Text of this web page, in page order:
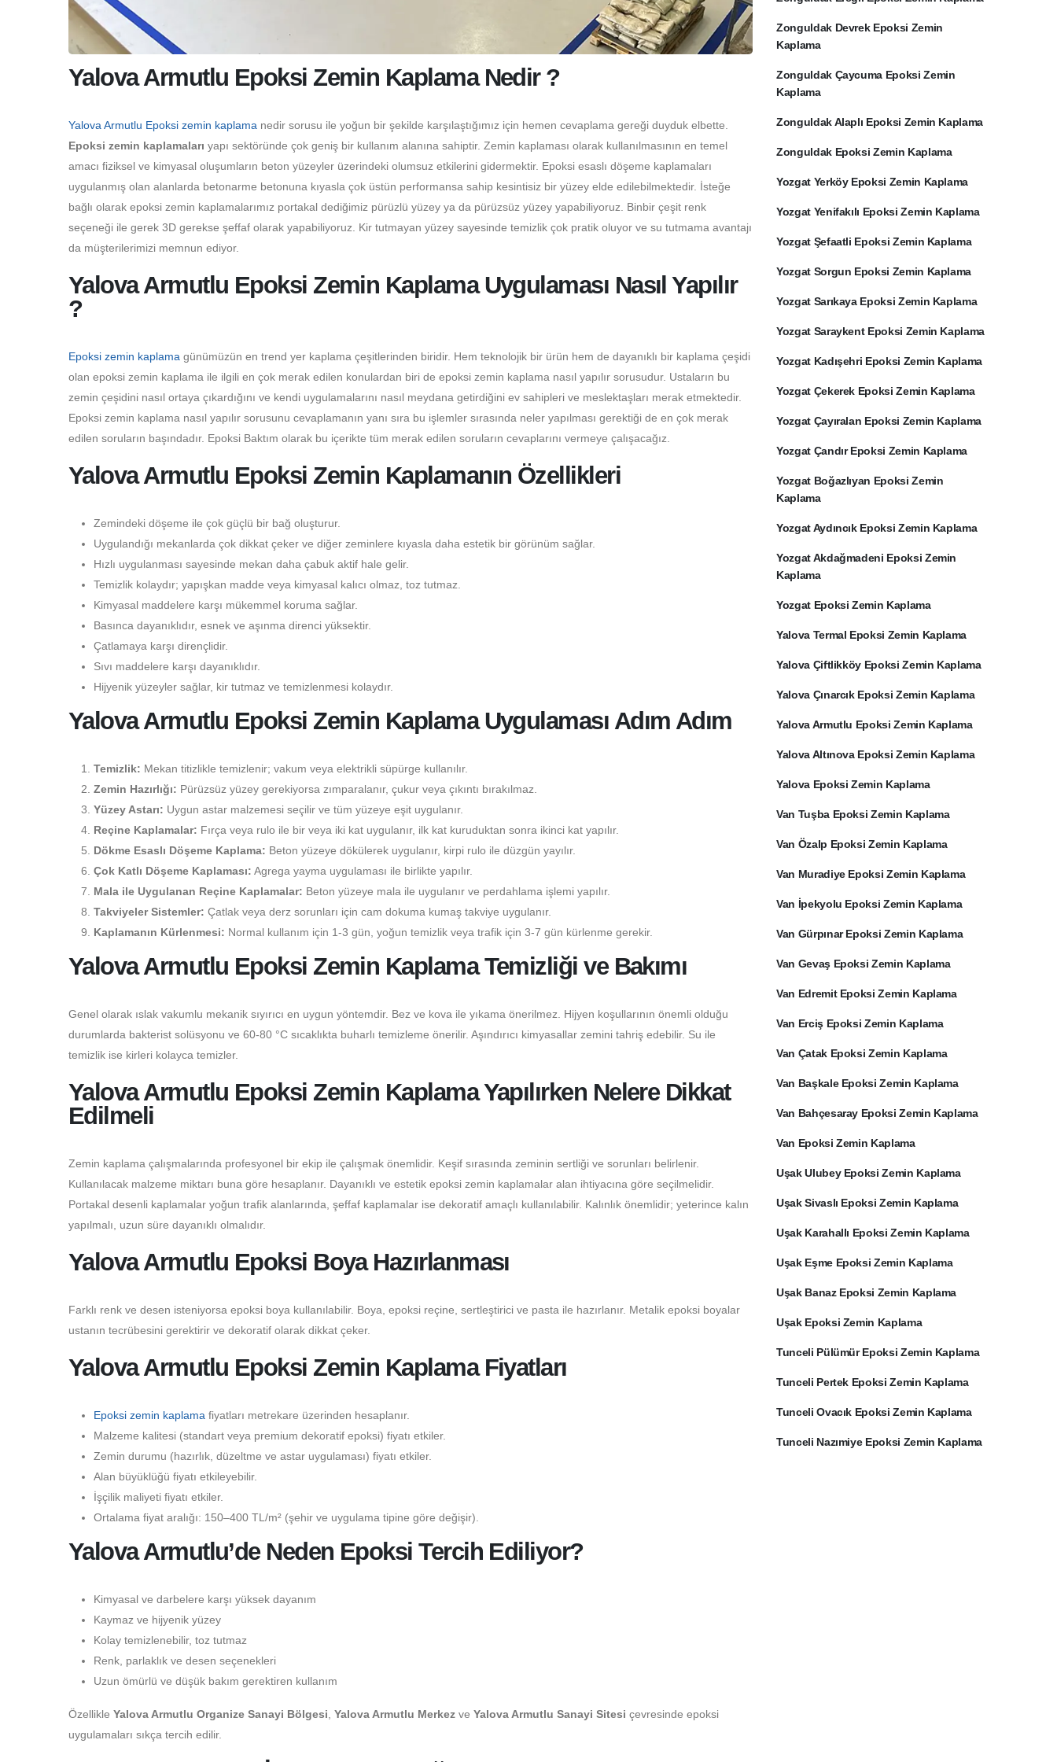
Yalova Armutlu Epoksi Zemin Kaplama Nedir ?
Yalova Armutlu Epoksi zemin kaplama nedir sorusu ile yoğun bir şekilde karşılaştığımız için hemen cevaplama gereği duyduk elbette.
Epoksi zemin kaplamaları yapı sektöründe çok geniş bir kullanım alanına sahiptir. Zemin kaplaması olarak kullanılmasının en temel
amacı fiziksel ve kimyasal oluşumların beton yüzeyler üzerindeki olumsuz etkilerini gidermektir. Epoksi esaslı döşeme kaplamaları
uygulanmış olan alanlarda betonarme betonuna kıyasla çok üstün performansa sahip kesintisiz bir yüzey elde edilebilmektedir. İsteğe
bağlı olarak epoksi zemin kaplamalarımız portakal dediğimiz pürüzlü yüzey ya da pürüzsüz yüzey yapabiliyoruz. Binbir çeşit renk
seçeneği ile gerek 3D gerekse şeffaf olarak yapabiliyoruz. Kir tutmayan yüzey sayesinde temizlik çok pratik oluyor ve su tutmama avantajı
da müşterilerimizi memnun ediyor.
Yalova Armutlu Epoksi Zemin Kaplama Uygulaması Nasıl Yapılır
?
Epoksi zemin kaplama günümüzün en trend yer kaplama çeşitlerinden biridir. Hem teknolojik bir ürün hem de dayanıklı bir kaplama çeşidi
olan epoksi zemin kaplama ile ilgili en çok merak edilen konulardan biri de epoksi zemin kaplama nasıl yapılır sorusudur. Ustaların bu
zemin çeşidini nasıl ortaya çıkardığını ve kendi uygulamalarını nasıl meydana getirdiğini ev sahipleri ve meslektaşları merak etmektedir.
Epoksi zemin kaplama nasıl yapılır sorusunu cevaplamanın yanı sıra bu işlemler sırasında neler yapılması gerektiği de en çok merak
edilen soruların başındadır. Epoksi Baktım olarak bu içerikte tüm merak edilen soruların cevaplarını vermeye çalışacağız.
Yalova Armutlu Epoksi Zemin Kaplamanın Özellikleri
Zemindeki döşeme ile çok güçlü bir bağ oluşturur.
Uygulandığı mekanlarda çok dikkat çeker ve diğer zeminlere kıyasla daha estetik bir görünüm sağlar.
Hızlı uygulanması sayesinde mekan daha çabuk aktif hale gelir.
Temizlik kolaydır; yapışkan madde veya kimyasal kalıcı olmaz, toz tutmaz.
Kimyasal maddelere karşı mükemmel koruma sağlar.
Basınca dayanıklıdır, esnek ve aşınma direnci yüksektir.
Çatlamaya karşı dirençlidir.
Sıvı maddelere karşı dayanıklıdır.
Hijyenik yüzeyler sağlar, kir tutmaz ve temizlenmesi kolaydır.
Yalova Armutlu Epoksi Zemin Kaplama Uygulaması Adım Adım
Temizlik: Mekan titizlikle temizlenir; vakum veya elektrikli süpürge kullanılır.
Zemin Hazırlığı: Pürüzsüz yüzey gerekiyorsa zımparalanır, çukur veya çıkıntı bırakılmaz.
Yüzey Astarı: Uygun astar malzemesi seçilir ve tüm yüzeye eşit uygulanır.
Reçine Kaplamalar: Fırça veya rulo ile bir veya iki kat uygulanır, ilk kat kuruduktan sonra ikinci kat yapılır.
Dökme Esaslı Döşeme Kaplama: Beton yüzeye dökülerek uygulanır, kirpi rulo ile düzgün yayılır.
Çok Katlı Döşeme Kaplaması: Agrega yayma uygulaması ile birlikte yapılır.
Mala ile Uygulanan Reçine Kaplamalar: Beton yüzeye mala ile uygulanır ve perdahlama işlemi yapılır.
Takviyeler Sistemler: Çatlak veya derz sorunları için cam dokuma kumaş takviye uygulanır.
Kaplamanın Kürlenmesi: Normal kullanım için 1-3 gün, yoğun temizlik veya trafik için 3-7 gün kürlenme gerekir.
Yalova Armutlu Epoksi Zemin Kaplama Temizliği ve Bakımı
Genel olarak ıslak vakumlu mekanik sıyırıcı en uygun yöntemdir. Bez ve kova ile yıkama önerilmez. Hijyen koşullarının önemli olduğu
durumlarda bakterist solüsyonu ve 60-80 °C sıcaklıkta buharlı temizleme önerilir. Aşındırıcı kimyasallar zemini tahriş edebilir. Su ile
temizlik ise kirleri kolayca temizler.
Yalova Armutlu Epoksi Zemin Kaplama Yapılırken Nelere Dikkat
Edilmeli
Zemin kaplama çalışmalarında profesyonel bir ekip ile çalışmak önemlidir. Keşif sırasında zeminin sertliği ve sorunları belirlenir.
Kullanılacak malzeme miktarı buna göre hesaplanır. Dayanıklı ve estetik epoksi zemin kaplamalar alan ihtiyacına göre seçilmelidir.
Portakal desenli kaplamalar yoğun trafik alanlarında, şeffaf kaplamalar ise dekoratif amaçlı kullanılabilir. Kalınlık önemlidir; yeterince kalın
yapılmalı, uzun süre dayanıklı olmalıdır.
Yalova Armutlu Epoksi Boya Hazırlanması
Farklı renk ve desen isteniyorsa epoksi boya kullanılabilir. Boya, epoksi reçine, sertleştirici ve pasta ile hazırlanır. Metalik epoksi boyalar
ustanın tecrübesini gerektirir ve dekoratif olarak dikkat çeker.
Yalova Armutlu Epoksi Zemin Kaplama Fiyatları
Epoksi zemin kaplama fiyatları metrekare üzerinden hesaplanır.
Malzeme kalitesi (standart veya premium dekoratif epoksi) fiyatı etkiler.
Zemin durumu (hazırlık, düzeltme ve astar uygulaması) fiyatı etkiler.
Alan büyüklüğü fiyatı etkileyebilir.
İşçilik maliyeti fiyatı etkiler.
Ortalama fiyat aralığı: 150–400 TL/m² (şehir ve uygulama tipine göre değişir).
Yalova Armutlu’de Neden Epoksi Tercih Ediliyor?
Kimyasal ve darbelere karşı yüksek dayanım
Kaymaz ve hijyenik yüzey
Kolay temizlenebilir, toz tutmaz
Renk, parlaklık ve desen seçenekleri
Uzun ömürlü ve düşük bakım gerektiren kullanım
Özellikle Yalova Armutlu Organize Sanayi Bölgesi Yalova Armutlu Merkez ve Yalova Armutlu Sanayi Sitesi çevresinde epoksi
uygulamaları sıkça tercih edilir.
Zonguldak Devrek Epoksi Zemin
Kaplama
Zonguldak Çaycuma Epoksi Zemin
Kaplama
Zonguldak Alaplı Epoksi Zemin Kaplama
Zonguldak Epoksi Zemin Kaplama
Yozgat Yerköy Epoksi Zemin Kaplama
Yozgat Yenifakılı Epoksi Zemin Kaplama
Yozgat Şefaatli Epoksi Zemin Kaplama
Yozgat Sorgun Epoksi Zemin Kaplama
Yozgat Sarıkaya Epoksi Zemin Kaplama
Yozgat Saraykent Epoksi Zemin Kaplama
Yozgat Kadışehri Epoksi Zemin Kaplama
Yozgat Çekerek Epoksi Zemin Kaplama
Yozgat Çayıralan Epoksi Zemin Kaplama
Yozgat Çandır Epoksi Zemin Kaplama
Yozgat Boğazlıyan Epoksi Zemin
Kaplama
Yozgat Aydıncık Epoksi Zemin Kaplama
Yozgat Akdağmadeni Epoksi Zemin
Kaplama
Yozgat Epoksi Zemin Kaplama
Yalova Termal Epoksi Zemin Kaplama
Yalova Çiftlikköy Epoksi Zemin Kaplama
Yalova Çınarcık Epoksi Zemin Kaplama
Yalova Armutlu Epoksi Zemin Kaplama
Yalova Altınova Epoksi Zemin Kaplama
Yalova Epoksi Zemin Kaplama
Van Tuşba Epoksi Zemin Kaplama
Van Özalp Epoksi Zemin Kaplama
Van Muradiye Epoksi Zemin Kaplama
Van İpekyolu Epoksi Zemin Kaplama
Van Gürpınar Epoksi Zemin Kaplama
Van Gevaş Epoksi Zemin Kaplama
Van Edremit Epoksi Zemin Kaplama
Van Erciş Epoksi Zemin Kaplama
Van Çatak Epoksi Zemin Kaplama
Van Başkale Epoksi Zemin Kaplama
Van Bahçesaray Epoksi Zemin Kaplama
Van Epoksi Zemin Kaplama
Uşak Ulubey Epoksi Zemin Kaplama
Uşak Sivaslı Epoksi Zemin Kaplama
Uşak Karahallı Epoksi Zemin Kaplama
Uşak Eşme Epoksi Zemin Kaplama
Uşak Banaz Epoksi Zemin Kaplama
Uşak Epoksi Zemin Kaplama
Tunceli Pülümür Epoksi Zemin Kaplama
Tunceli Pertek Epoksi Zemin Kaplama
Tunceli Ovacık Epoksi Zemin Kaplama
Tunceli Nazımiye Epoksi Zemin Kaplama